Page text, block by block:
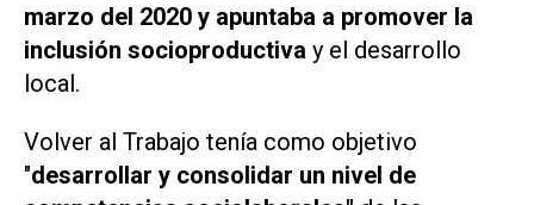
marzo del 2020 y apuntaba a promover la
inclusión socioproductiva y el desarrollo
local.
Volver al Trabajo tenía como objetivo
"desarrollar y consolidar un nivel de